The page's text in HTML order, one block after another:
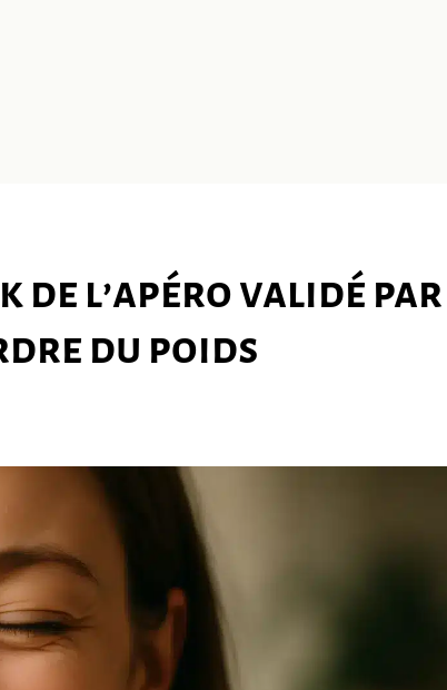
de l’apéro validé par
du poids